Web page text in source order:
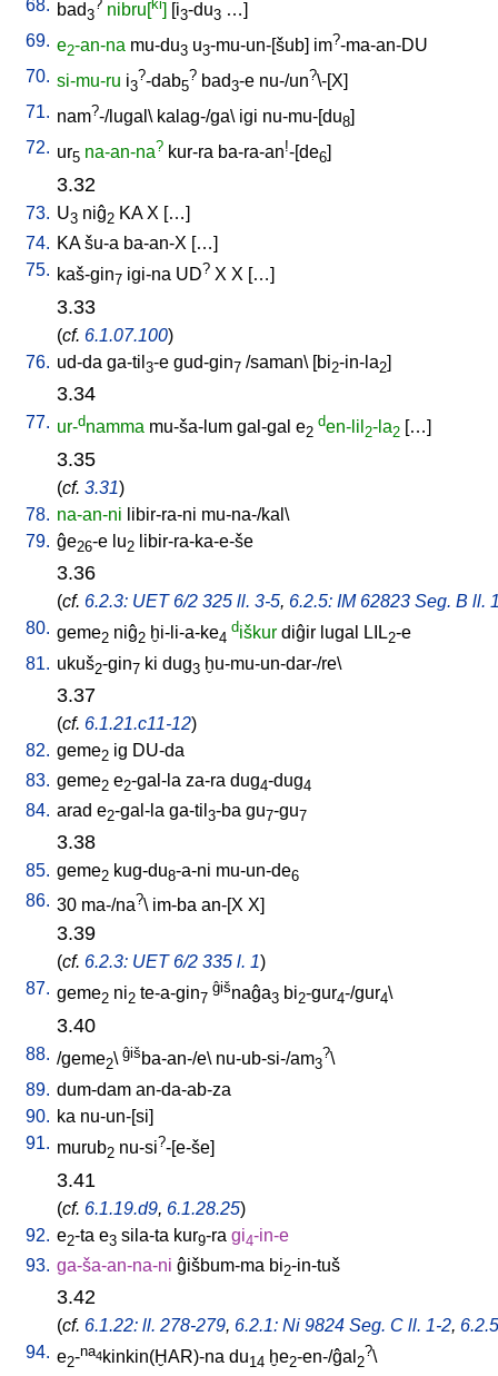
68. bad3
? nibru[ki] [i3-du3 …]
69. e2-an-na mu-du3 u3-mu-un-[šub] im?-ma-an-DU
70. si-mu-ru i3
?-dab5
? bad3-e nu-/un?\-[X]
71. nam?-/lugal \ kalag-/ga\ igi nu-mu-[du8]
72. ur5 na-an-na? kur-ra ba-ra-an!-[de6]
3.32
73. U3 niĝ2 KA X […]
74. KA šu-a ba-an-X […]
75. kaš-gin7 igi-na UD? X X […]
3.33
(cf. 6.1.07.100)
76. ud-da ga-til 3-e gud-gin7 /saman\ [bi2-in-la2]
3.34
77. ur-dnamma mu-ša-lum gal-gal e2
den-lil 2-la2 […]
3.35
(cf. 3.31)
78. na-an-ni libir-ra-ni mu-na-/kal \
79. ĝe26-e lu2 libir-ra-ka-e-še
3.36
(cf. 6.2.3: UET 6/2 325 ll. 3-5, 6.2.5: IM 62823 Seg. B ll.
80. geme2 niĝ2 ḫi-li-a-ke4
diškur diĝir lugal LIL2-e
81. ukuš2-gin7 ki dug3 ḫu-mu-un-dar-/re\
3.37
(cf. 6.1.21.c11-12)
82. geme2 ig DU-da
83. geme2 e2-gal-la za-ra dug4-dug4
84. arad e2-gal-la ga-til 3-ba gu7-gu7
3.38
85. geme2 kug-du8-a-ni mu-un-de6
86. 30 ma-/na?\ im-ba an-[X X]
3.39
(cf. 6.2.3: UET 6/2 335 l. 1)
87. geme2 ni2 te-a-gin7
ĝišnaĝa3 bi2-gur4-/gur4\
3.40
88. /geme2\ ĝiš ba-an-/e\ nu-ub-si-/am3
?\
89. dum-dam an-da-ab-za
90. ka nu-un-[si]
91. murub2 nu-si?-[e-še]
3.41
(cf. 6.1.19.d9, 6.1.28.25)
92. e2-ta e3 sila-ta kur9-ra gi4-in-e
93. ga-ša-an-na-ni ĝišbum-ma bi2-in-tuš
3.42
(cf. 6.1.22: ll. 278-279, 6.2.1: Ni 9824 Seg. C ll. 1-2,
94. e2-na4kinkin(ḪAR)-na du14 ḫe2-en-/ĝal 2
?\